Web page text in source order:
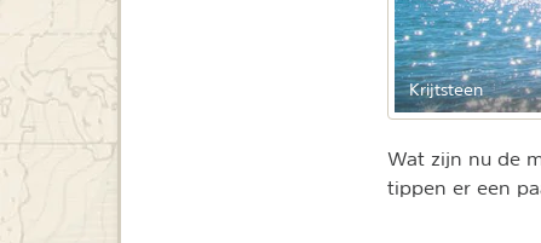
Krijtsteen
Wat zijn nu de
tippen er een